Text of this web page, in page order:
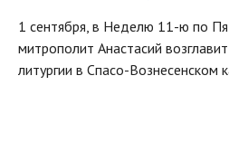
1 сентября, в Неделю 11-ю по
митрополит Анастасий
литургии в Спасо-Вознесенском